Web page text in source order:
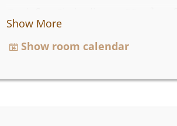
Doppelbett entspannte Stunden.
Balkon oder eine Terrasse, wo
Show More
Show room calendar